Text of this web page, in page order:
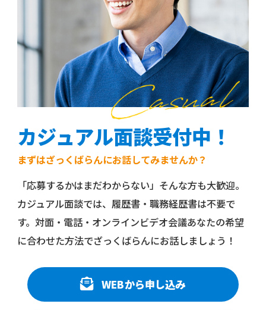
カジュアル面談受付中！
まずはざっくばらんにお話してみませんか？
「応募するかはまだわからない」そんな方も大歓迎。
カジュアル面談では、履歴書・職務経歴書は不要で
す。対面・電話・オンラインビデオ会議あなたの希望
に合わせた方法でざっくばらんにお話しましょう！
WEBから申し込み